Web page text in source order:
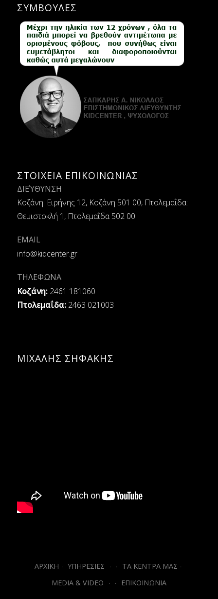
ΣΥΜΒΟΥΛΕΣ
ΣΤΟΙΧΕΙΑ ΕΠΙΚΟΙΝΩΝΙΑΣ
ΔΙΕΎΘΥΝΣΗ
Κοζάνη: Ειρήνης 12, Κοζάνη 501 00, Πτολεμαΐδα:
Θεμιστοκλή 1, Πτολεμαΐδα 502 00
EMAIL
info@kidcenter.gr
ΤΗΛΕΦΩΝΑ
Κοζάνη: 2461 181060
Πτολεμαΐδα: 2463 021003
ΜΙΧΑΛΗΣ ΣΗΦΑΚΗΣ
ΑΡΧΙΚΗ ΥΠΗΡΕΣΙΕΣ
ΤΑ ΚΕΝΤΡΑ ΜΑΣ
MEDIA & VIDEO
ΕΠΙΚΟΙΝΩΝΙΑ